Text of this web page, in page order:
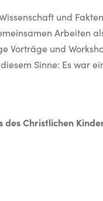
und
Arbeiten
Vorträge und
Sinne: Es war
Christlichen